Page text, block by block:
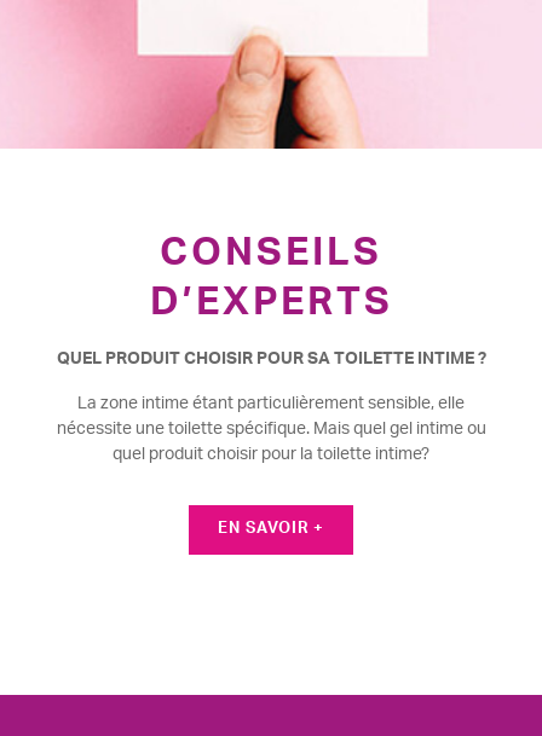
CONSEILS
D’EXPERTS
QUEL PRODUIT CHOISIR POUR SA TOILETTE INTIME ?
La zone intime étant particulièrement sensible, elle
nécessite une toilette spécifique. Mais quel gel intime ou
quel produit choisir pour la toilette intime?
EN SAVOIR +